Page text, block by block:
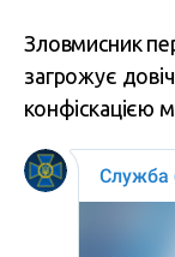
Зловмисник
загрожує
конфіскацією